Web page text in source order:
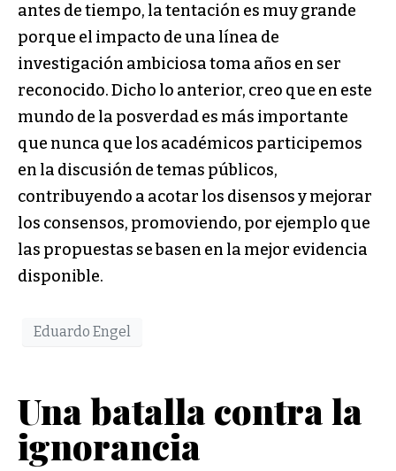
antes de tiempo, la tentación es muy grande
porque el impacto de una línea de
investigación ambiciosa toma años en ser
reconocido. Dicho lo anterior, creo que en este
mundo de la posverdad es más importante
que nunca que los académicos participemos
en la discusión de temas públicos,
contribuyendo a acotar los disensos y mejorar
los consensos, promoviendo, por ejemplo que
las propuestas se basen en la mejor evidencia
disponible.
Eduardo Engel
Una batalla contra la
ignorancia